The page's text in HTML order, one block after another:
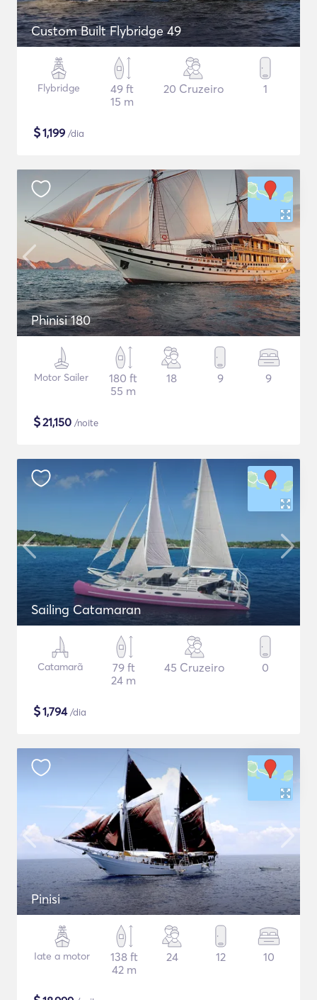
Custom Built Flybridge 49
Flybridge
49 ft
15 m
20 Cruzeiro 1
$1,199 /dia
Phinisi 180
Motor Sailer
180 ft
55 m
18 9 9
$21,150 /noite
Sailing Catamaran
Catamarã
79 ft
24 m
45 Cruzeiro 0
$1,794/dia
Pinisi
Iate a motor
138 ft
42 m
24 12 10